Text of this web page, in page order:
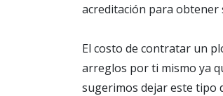
acreditación para obtener
El costo de contratar un
arreglos por ti mismo ya
sugerimos dejar este tipo